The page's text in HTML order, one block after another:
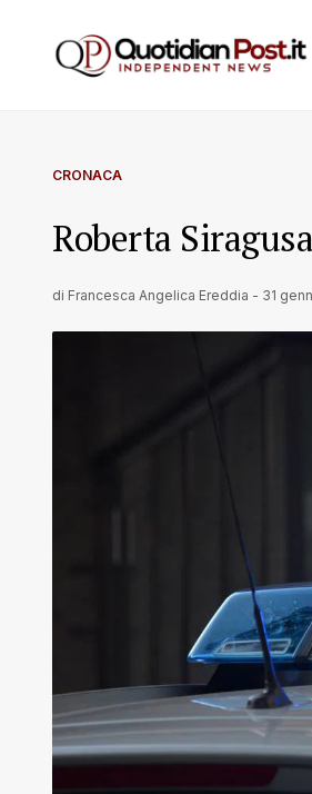
CRONACA
Roberta
di Francesca Angelica Ereddia - 31